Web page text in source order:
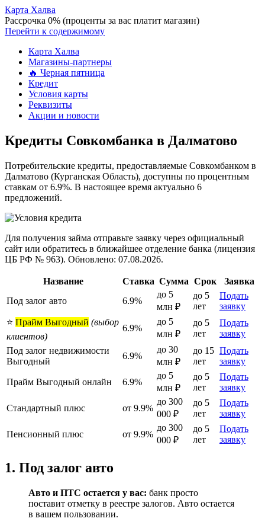
Карта Халва
Рассрочка 0% (проценты за вас платит магазин)
Перейти к содержимому
Карта Халва
Магазины-партнеры
🔥 Черная пятница
Кредит
Условия карты
Реквизиты
Акции и новости
Кредиты Совкомбанка в Далматово
Потребительские кредиты, предоставляемые Совкомбанком в
Далматово (Курганская Область), доступны по процентным
ставкам от 6.9%. В настоящее время актуально 6
предложений.
Для получения займа отправьте заявку через официальный
сайт или обратитесь в ближайшее отделение банка (лицензия
ЦБ РФ № 963). Обновлено: 07.08.2026.
Название Ставка Сумма Срок
Заявка
Под залог авто
6.9%
до 5
млн ₽
до 5
лет
Подать
заявку
⭐ Прайм Выгодный (выбор
клиентов)
6.9%
до 5
млн ₽
до 5
лет
Подать
заявку
Под залог недвижимости
Выгодный
6.9%
до 30
млн ₽
до 15
лет
Подать
заявку
Прайм Выгодный онлайн 6.9%
до 5
млн ₽
до 5
лет
Подать
заявку
Стандартный плюс от 9.9%
до 300
000 ₽
до 5
лет
Подать
заявку
Пенсионный плюс от 9.9%
до 300
000 ₽
до 5
лет
Подать
заявку
1. Под залог авто
Авто и ПТС остается у вас: банк просто
поставит отметку в реестре залогов. Авто остается
в вашем пользовании.